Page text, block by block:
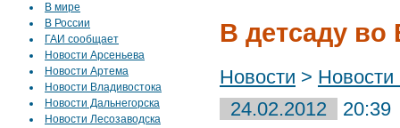
В мире
В России
ГАИ сообщает
Новости Арсеньева
Новости Артема
Новости Владивостока
Новости Дальнегорска
Новости Лесозаводска
В детсаду во
Новости > Новости
24.02.2012
20:39